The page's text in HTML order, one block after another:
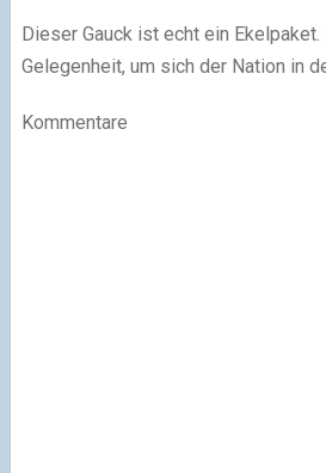
Dieser Gauck ist echt ein
Gelegenheit, um sich der Nation in
Kommentare